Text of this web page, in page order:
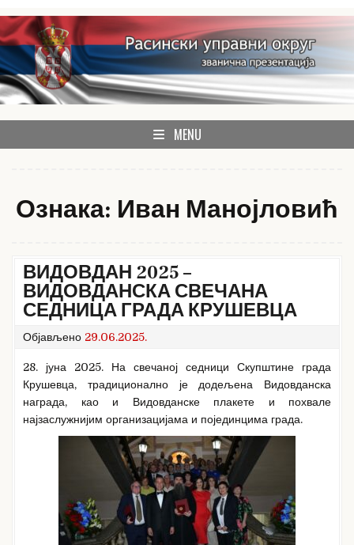
Skip
to
content
Расински округ
званична презентација Расинског управног округа
MENU
Ознака: Иван Манојловић
ВИДОВДАН 2025 –
ВИДОВДАНСКА СВЕЧАНА
СЕДНИЦА ГРАДА КРУШЕВЦА
Објављено 29.06.2025.
28. јуна 2025. На свечаној седници Скупштине града
Крушевца, традиционално је додељена Видовданска
награда, као и Видовданске плакете и похвале
најзаслужнијим организацијама и појединцима града.